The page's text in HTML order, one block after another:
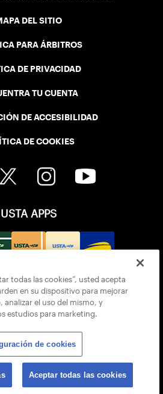
DEL SITIO
PARA ÁRBITROS
DE PRIVACIDAD
TU CUENTA
DE ACCESIBILIDAD
DE COOKIES
USTA APPS
ALL RIGHTS RESERVED
todas las cookies”, usted acepta
en su dispositivo para mejorar
analizar el uso del mismo, y
estudios para marketing.
de cookies
Aceptar todas las cookies